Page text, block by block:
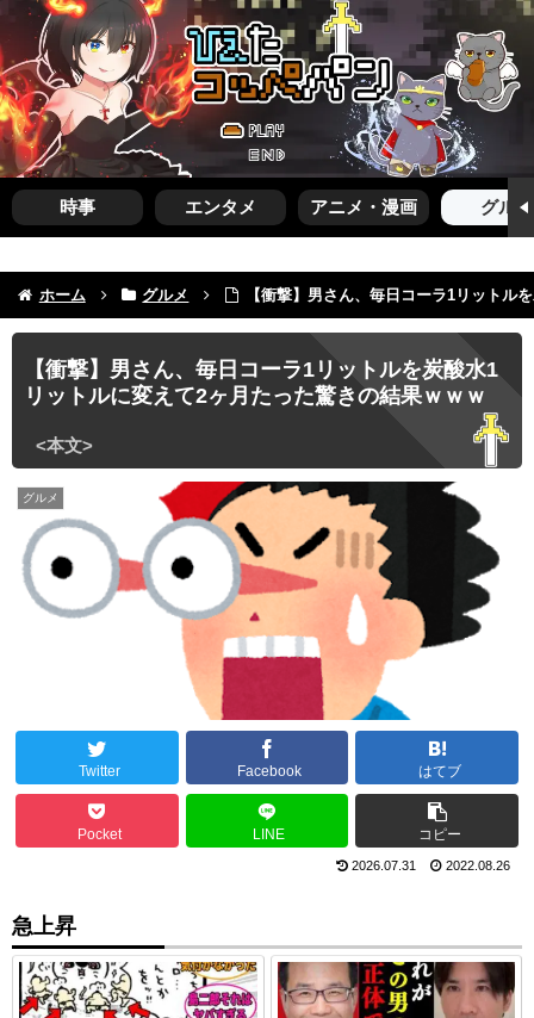
時事 エンタメ アニメ・漫画 グルメ
ホーム グルメ 【衝撃】男さん、毎日コーラ1リットル
【衝撃】男さん、毎日コーラ1リットルを炭酸水1
リットルに変えて2ヶ月たった驚きの結果ｗｗｗ
グルメ
Twitter Facebook はてブ
Pocket LINE コピー
2026.07.31 2022.08.26
急上昇